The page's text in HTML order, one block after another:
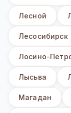
Лесной
Лесосибирск
Лосино-
Лысьва
Магадан